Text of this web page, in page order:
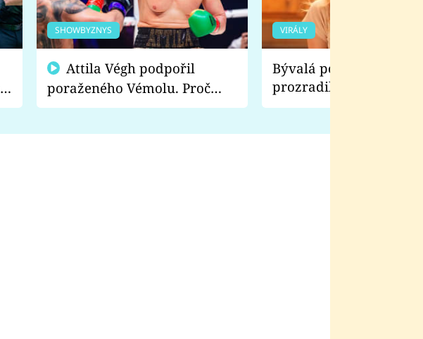
SHOWBYZNYS
poraženého Vémolu. Proč
chce raději zápasit s ním než
VIRÁLY
Bývalá pornoherečka
prozradila, co ji
natáčení Euforie.